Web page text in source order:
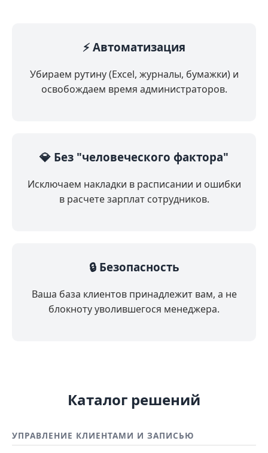
⚡️ Автоматизация
Убираем рутину (Excel, журналы, бумажки) и
освобождаем время администраторов.
💎 Без "человеческого фактора"
Исключаем накладки в расписании и ошибки
в расчете зарплат сотрудников.
🔒 Безопасность
Ваша база клиентов принадлежит вам, а не
блокноту уволившегося менеджера.
Каталог решений
УПРАВЛЕНИЕ КЛИЕНТАМИ И ЗАПИСЬЮ